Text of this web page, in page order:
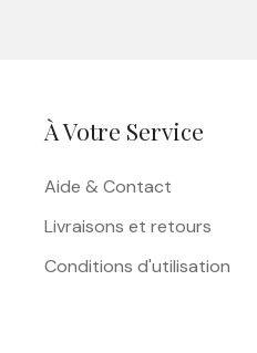
À Votre Service
Aide & Contact
Livraisons et retours
Conditions d'utilisation